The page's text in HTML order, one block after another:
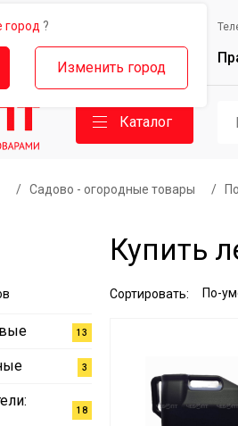
город ?
Изменить город
город
Каталог
/ Садово - огородные товары /
13
3
18
Купить
Сортировать: